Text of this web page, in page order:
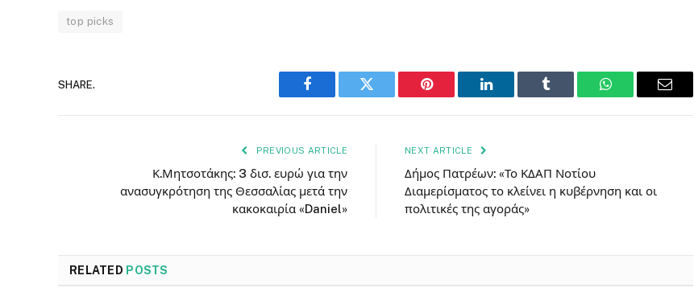
top picks
SHARE.
Facebook Twitter Pinterest LinkedIn Tumblr WhatsAppEmail
PREVIOUS ARTICLE
Κ.Μητσοτάκης: 3 δισ. ευρώ για την
ανασυγκρότηση της Θεσσαλίας μετά την
κακοκαιρία «Daniel»
NEXT ARTICLE
Δήμος Πατρέων: «Το ΚΔΑΠ Νοτίου
Διαμερίσματος το κλείνει η κυβέρνηση και οι
πολιτικές της αγοράς»
RELATED POSTS